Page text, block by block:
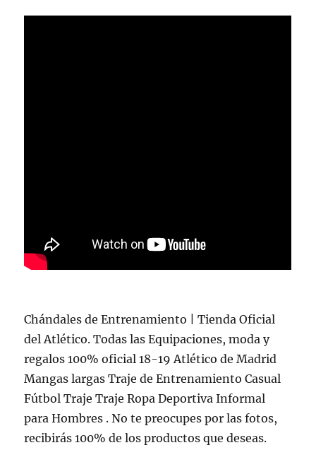
Chándales de Entrenamiento | Tienda Oficial
del Atlético. Todas las Equipaciones, moda y
regalos 100% oficial 18-19 Atlético de Madrid
Mangas largas Traje de Entrenamiento Casual
Fútbol Traje Traje Ropa Deportiva Informal
para Hombres . No te preocupes por las fotos,
recibirás 100% de los productos que deseas.